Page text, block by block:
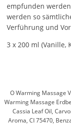
empfunden
werden so
Verführung und
3 x 200 ml (Vanille,
O Warming Massage
Warming Massage
Cassia Leaf Oil,
Aroma, CI 75470,